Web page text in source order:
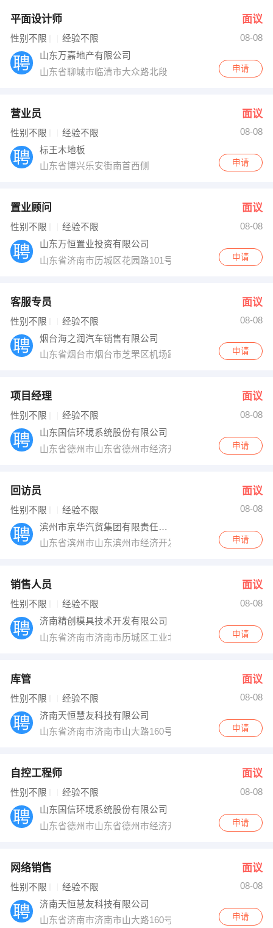
平面设计师 面议
性别不限 经验不限
08-08
山东万嘉地产有限公司
山东省聊城市临清市大众路北段
申请
营业员 面议
性别不限 经验不限
08-08
标王木地板
山东省博兴乐安街南首西侧
申请
置业顾问 面议
性别不限 经验不限
08-08
山东万恒置业投资有限公司
山东省济南市历城区花园路101号海蔚大厦1610室申请
客服专员 面议
性别不限 经验不限
08-08
烟台海之润汽车销售有限公司
山东省烟台市烟台市芝罘区机场路238号
申请
项目经理 面议
性别不限 经验不限
08-08
山东国信环境系统股份有限公司
山东省德州市山东省德州市经济开发区晶华路北段东侧
申请
回访员 面议
性别不限 经验不限
08-08
滨州市京华汽贸集团有限责任公司
山东省滨州市山东滨州市经济开发区黄河2路渤海24路路
申请
销售人员 面议
性别不限 经验不限
08-08
济南精创模具技术开发有限公司
山东省济南市济南市历城区工业北路97号北邻
申请
库管 面议
性别不限 经验不限
08-08
济南天恒慧友科技有限公司
山东省济南市济南市山大路160号6007室
申请
自控工程师 面议
性别不限 经验不限
08-08
山东国信环境系统股份有限公司
山东省德州市山东省德州市经济开发区晶华路北段东侧
申请
网络销售 面议
性别不限 经验不限
08-08
济南天恒慧友科技有限公司
山东省济南市济南市山大路160号6007室
申请